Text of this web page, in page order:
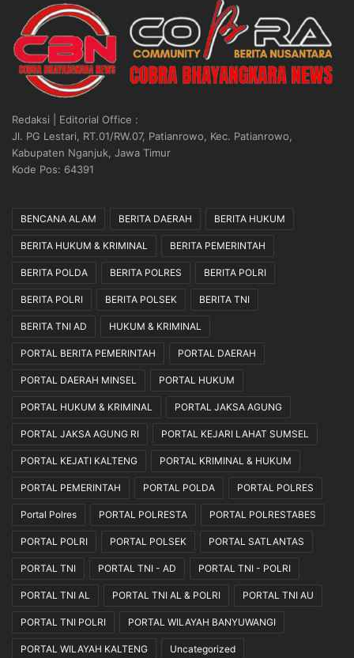
Redaksi | Editorial Office :
Jl. PG Lestari, RT.01/RW.07, Patianrowo, Kec. Patianrowo,
Kabupaten Nganjuk, Jawa Timur
Kode Pos: 64391
BENCANA ALAM BERITA DAERAH BERITA HUKUM
BERITA HUKUM & KRIMINAL BERITA PEMERINTAH
BERITA POLDA BERITA POLRES BERITA POLRI
BERITA POLRI BERITA POLSEK BERITA TNI
BERITA TNI AD HUKUM & KRIMINAL
PORTAL BERITA PEMERINTAH PORTAL DAERAH
PORTAL DAERAH MINSEL PORTAL HUKUM
PORTAL HUKUM & KRIMINAL PORTAL JAKSA AGUNG
PORTAL JAKSA AGUNG RI PORTAL KEJARI LAHAT SUMSEL
PORTAL KEJATI KALTENG PORTAL KRIMINAL & HUKUM
PORTAL PEMERINTAH PORTAL POLDA PORTAL POLRES
Portal Polres PORTAL POLRESTA PORTAL POLRESTABES
PORTAL POLRI PORTAL POLSEK PORTAL SATLANTAS
PORTAL TNI PORTAL TNI - AD PORTAL TNI - POLRI
PORTAL TNI AL PORTAL TNI AL & POLRI PORTAL TNI AU
PORTAL TNI POLRI PORTAL WILAYAH BANYUWANGI
PORTAL WILAYAH KALTENG Uncategorized